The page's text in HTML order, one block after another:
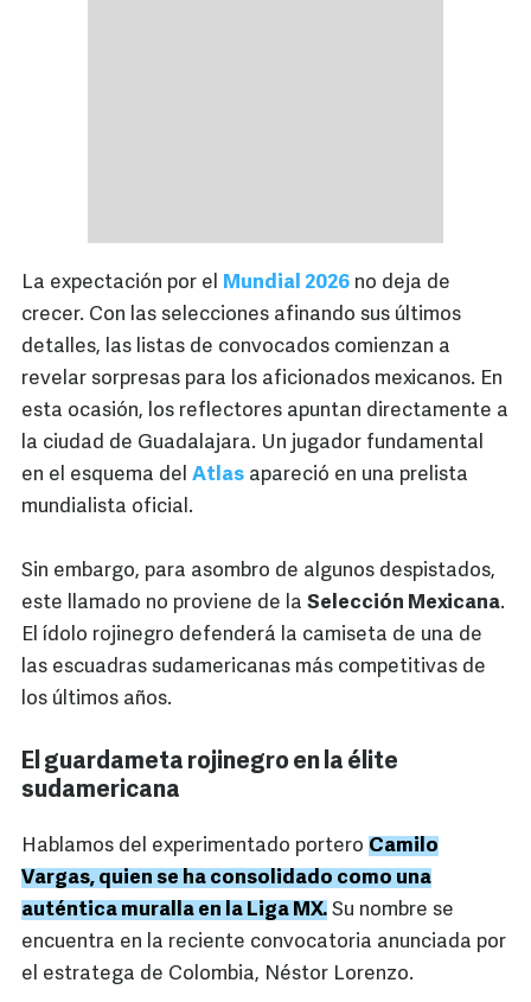
La expectación por el Mundial 2026 no deja de
crecer. Con las selecciones afinando sus últimos
detalles, las listas de convocados comienzan a
revelar sorpresas para los aficionados mexicanos. En
esta ocasión, los reflectores apuntan directamente a
la ciudad de Guadalajara. Un jugador fundamental
en el esquema del Atlas apareció en una prelista
mundialista oficial.
Sin embargo, para asombro de algunos despistados,
este llamado no proviene de la Selección Mexicana.
El ídolo rojinegro defenderá la camiseta de una de
las escuadras sudamericanas más competitivas de
los últimos años.
El guardameta rojinegro en la élite
sudamericana
Hablamos del experimentado portero Camilo
Vargas, quien se ha consolidado como una
auténtica muralla en la Liga MX. Su nombre se
encuentra en la reciente convocatoria anunciada por
el estratega de Colombia, Néstor Lorenzo.